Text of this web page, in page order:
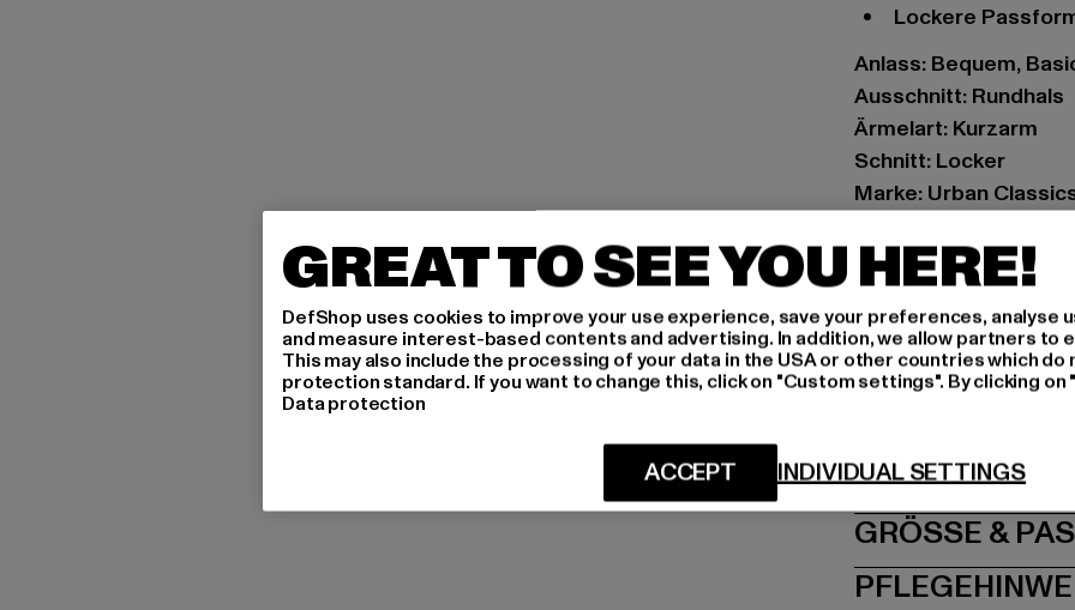
Lockere
Anlass: Bequem,
Ausschnitt: Rundhals
Ärmelart: Kurzarm
Schnitt: Locker
Marke: Urban
Farbe: blau
Hersteller Farbe:
Art.Nr: TB5040-01301
Dr.-Robert-Murjahn-
GRÖSSE
GREAT TO SEE YOU HERE!
DefShop uses cookies to improve your use experience, save your preferences, analyse
and measure interest-based contents and advertising. In addition, we allow partners to
This may also include the processing of your data in the USA or other countries which do
protection standard. If you want to change this, click on "Custom settings". By clicking
Data protection
INDIVIDUAL SETTINGS
ACCEPT